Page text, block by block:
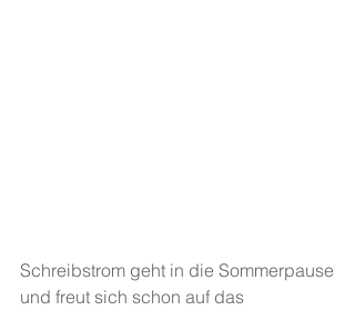
Schreibstrom geht in die Sommerpause
und freut sich schon auf das